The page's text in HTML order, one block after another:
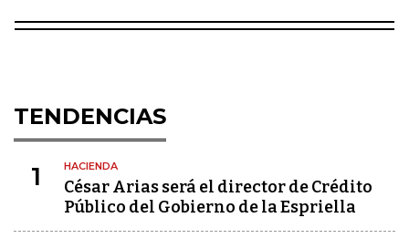
TENDENCIAS
1 HACIENDA
César Arias será el director de Crédito
Público del Gobierno de la Espriella